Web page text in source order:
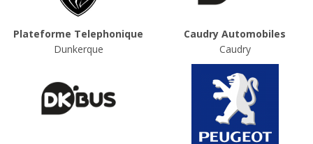
Plateforme Telephonique
Dunkerque
Caudry Automobiles
Caudry